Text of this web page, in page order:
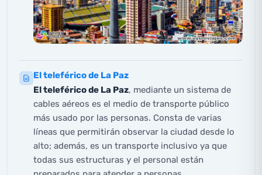
El teleférico de La Paz
Elteleférico de La Paz, mediante un sistema de
cables aéreos es el medio de transporte público
más usado por las personas. Consta de varias
líneas que permitirán observar la ciudad desde lo
alto; además, es un transporte inclusivo ya que
todas sus estructuras y el personal están